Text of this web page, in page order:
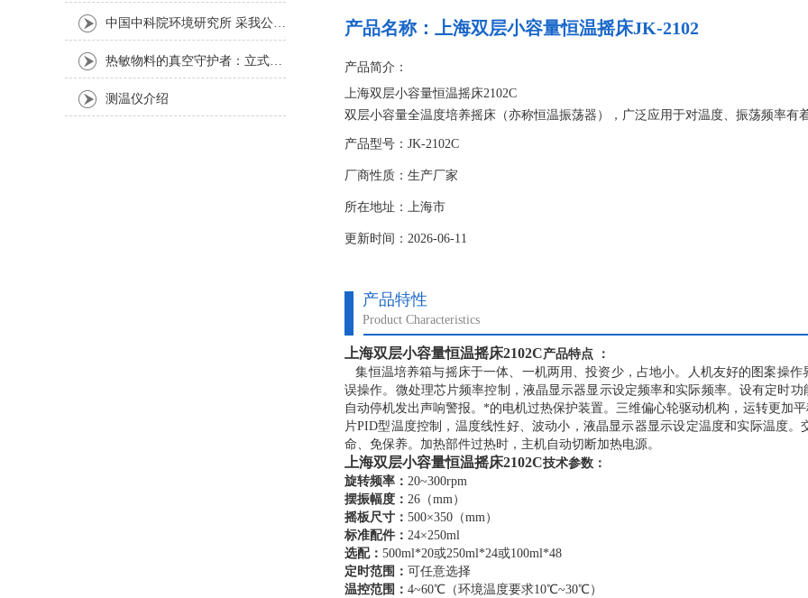
产品名称： 上海双层小容量恒温摇床JK-2102
产品简介：
上海双层小容量恒温摇床2102C
双层小容量全温度培养摇床（亦称恒温振荡器），广泛应用于对温度、振荡频率有
细胞组织研究等。在医学、生物学、分子学、制药、食品、环保等研究应用领域有着
产品型号：JK-2102C
厂商性质：生产厂家
所在地址：上海市
更新时间：2026-06-11
产品特性
Product Characteristics
上海双层小容量恒温摇床2102C产品特点 ：
集恒温培养箱与摇床于一体、一机两用、投资少，占地小。人机友好的图案操
误操作。微处理芯片频率控制，液晶显示器显示设定频率和实际频率。设有定时
自动停机发出声响警报。*的电机过热保护装置。三维偏心轮驱动机构，运转更加
片PID型温度控制，温度线性好、波动小，液晶显示器显示设定温度和实际温度
命、免保养。加热部件过热时，主机自动切断加热电源。
上海双层小容量恒温摇床2102C技术参数：
旋转频率： 20~300rpm
摆振幅度： 26（mm）
摇板尺寸： 500×350（mm）
标准配件： 24×250ml
选配： 500ml*20或250ml*24或100ml*48
定时范围： 可任意选择
温控范围： 4~60℃（环境温度要求10℃~30℃）
中国中科院环境研究所 采我公司仪器300L人工气候箱 实验效果获高度评价
热敏物料的真空守护者：立式真空干燥箱选购指南
测温仪介绍